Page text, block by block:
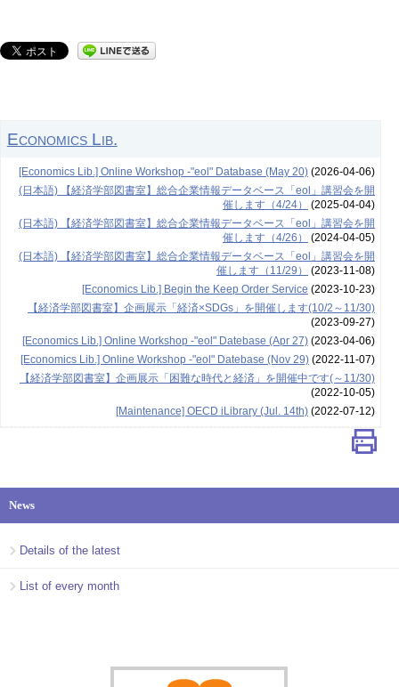
Economics Lib.
[Economics Lib.] Online Workshop -"eol" Database (May 20)(2026-04-06)
(日本語) 【経済学部図書室】総合企業情報データベース「eol」講習会を開
催します（4/24）
(2025-04-04)
(日本語) 【経済学部図書室】総合企業情報データベース「eol」講習会を開
催します（4/26）
(2024-04-05)
(日本語) 【経済学部図書室】総合企業情報データベース「eol」講習会を開
催します（11/29）
(2023-11-08)
[Economics Lib.] Begin the Keep Order Service (2023-10-23)
【経済学部図書室】企画展示「経済×SDGs」を開催します(10/2～11/30)
(2023-09-27)
[Economics Lib.] Online Workshop -"eol" Datebase (Apr 27)(2023-04-06)
[Economics Lib.] Online Workshop -"eol" Datebase (Nov 29)(2022-11-07)
【経済学部図書室】企画展示「困難な時代と経済」を開催中です(～11/30)
(2022-10-05)
[Maintenance] OECD iLibrary (Jul. 14th)(2022-07-12)
News
Details of the latest
List of every month